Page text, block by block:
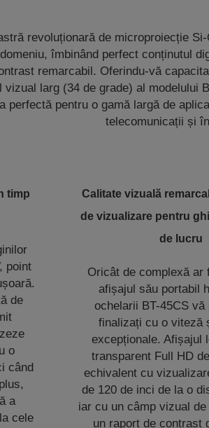
revoluționară de microproiecție
îmbinând perfect conținutul
remarcabil. Oferindu-vă
vizual larg (34 de grade) al modelului
perfectă pentru o gamă largă de
telecomunicații și
timp
point
de
o
când
a
cele
Calitate vizuală
de vizualizare pentru
de lucru
Oricât de complexă ar
afișajul său portabil
ochelarii BT-45CS
finalizați cu o viteză
excepționale. Afișajul
transparent Full HD
echivalent cu
de 120 de inci de la o
iar cu un câmp vizual
un raport de contrast